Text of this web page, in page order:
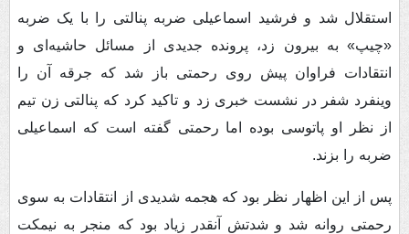
استقلال شد و فرشید اسماعیلی ضربه پنالتی را با یک ضربه
«چیپ» به بیرون زد، پرونده جدیدی از مسائل حاشیه‌ای و
انتقادات فراوان پیش روی رحمتی باز شد که جرقه آن را
وینفرد شفر در نشست خبری زد و تاکید کرد که پنالتی زن تیم
از نظر او پاتوسی بوده اما رحمتی گفته است که اسماعیلی
ضربه را بزند.
پس از این اظهار نظر بود که هجمه شدیدی از انتقادات به سوی
رحمتی روانه شد و شدتش آنقدر زیاد بود که منجر به نیمکت